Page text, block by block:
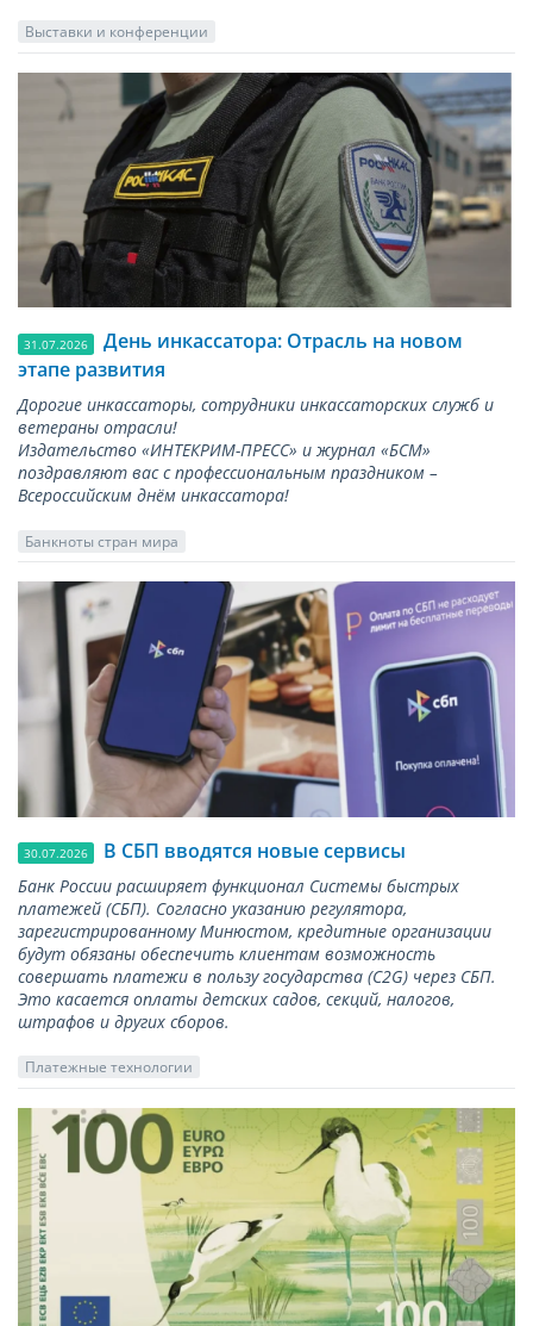
Выставки и конференции
31.07.2026
День инкассатора: Отрасль на новом
этапе развития
Дорогие инкассаторы, сотрудники инкассаторских служб и
ветераны отрасли!
Издательство «ИНТЕКРИМ-ПРЕСС» и журнал «БСМ»
поздравляют вас с профессиональным праздником –
Всероссийским днём инкассатора!
Банкноты стран мира
30.07.2026 В СБП вводятся новые сервисы
Банк России расширяет функционал Системы быстрых
платежей (СБП). Согласно указанию регулятора,
зарегистрированному Минюстом, кредитные организации
будут обязаны обеспечить клиентам возможность
совершать платежи в пользу государства (С2G) через СБП.
Это касается оплаты детских садов, секций, налогов,
штрафов и других сборов.
Платежные технологии